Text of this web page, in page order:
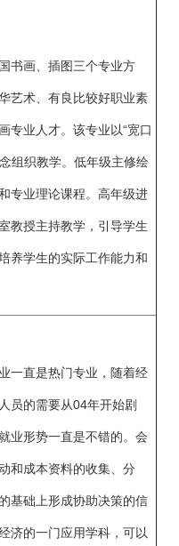
书画、插图三个专业方
艺术、有良比较好职业素
专业人才。该专业以“宽口
组织教学。低年级主修绘
专业理论课程。高年级进
教授主持教学，引导学生
养学生的实际工作能力和
一直是热门专业，随着经
员的需要从04年开始剧
业形势一直是不错的。会
和成本资料的收集、分
基础上形成协助决策的信
济的一门应用学科，可以